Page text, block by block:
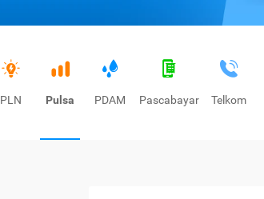
PLN Pulsa PDAM Pascabayar Telkom